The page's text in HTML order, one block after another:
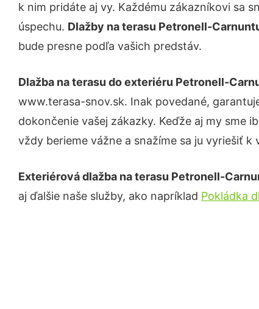
k nim pridáte aj vy. Každému zákazníkovi sa
úspechu. Dlažby na terasu Petronell-
bude presne podľa vašich predstáv.
Dlažba na terasu do exteriéru Petronell-
www.terasa-snov.sk. Inak povedané,
dokončenie vašej zákazky. Keďže aj my sme
vždy berieme vážne a snažíme sa ju vyriešiť k
Exteriérová dlažba na terasu Petronell-
aj ďalšie naše služby, ako napríklad Pokládka